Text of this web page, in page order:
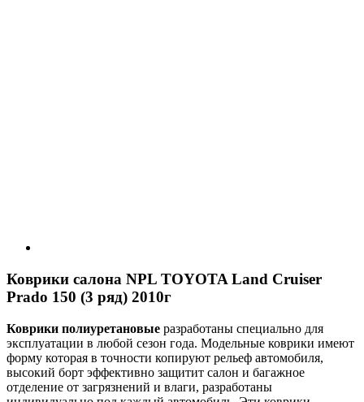
Коврики салона NPL TOYOTA Land Cruiser
Prado 150 (3 ряд) 2010г
Коврики полиуретановые разработаны специально для
эксплуатации в любой сезон года. Модельные коврики имеют
форму которая в точности копируют рельеф автомобиля,
высокий борт эффективно защитит салон и багажное
отделение от загрязнений и влаги, разработаны